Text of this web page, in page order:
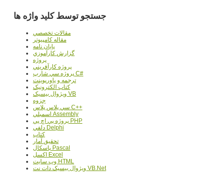
جستجو توسط کلید واژه ها
مقالات تخصصي
مقاله کامپیوتر
پایان نامه
گزارش کارآموزي
پروژه
پروژه کارآفريني
پروژه سي شارپ C#
ترجمه و پاورپوينت
کتاب الکترونيک
ويژوال بيسيک VB
جزوه
سي پلاس پلاس C++
اسمبلي Assembly
پروژه پي اچ پي PHP
دلفي Delphi
کتاب
تحقيق آمار
پاسکال Pascal
اکسل Excel
وب سايت HTML
ويژوال بيسيک دات نت VB.Net